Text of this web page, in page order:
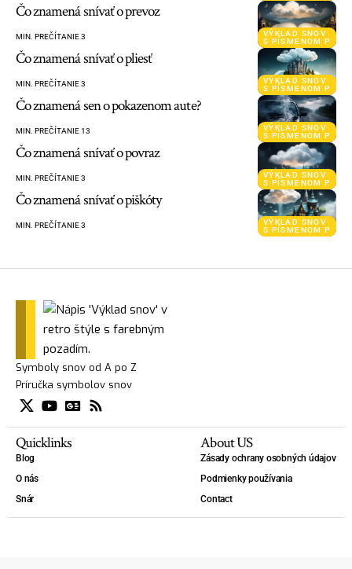
VÝKLAD SNOV
S PÍSMENOM P
Čo znamená snívať o prevoz
MIN. PREČÍTANIE 3
VÝKLAD SNOV
S PÍSMENOM P
Čo znamená snívať o pliesť
MIN. PREČÍTANIE 3
VÝKLAD SNOV
S PÍSMENOM P
Čo znamená sen o pokazenom aute?
MIN. PREČÍTANIE 13
VÝKLAD SNOV
S PÍSMENOM P
Čo znamená snívať o povraz
MIN. PREČÍTANIE 3
VÝKLAD SNOV
S PÍSMENOM P
Čo znamená snívať o piškóty
MIN. PREČÍTANIE 3
Symboly snov od A po Z
Príručka symbolov snov
Quicklinks
Blog
O nás
Snár
About US
Zásady ochrany osobných údajov
Podmienky používania
Contact